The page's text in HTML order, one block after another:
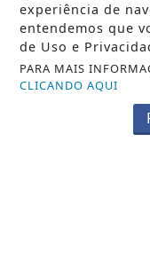
Ministério
Valencia
experiência de
entendemos que
de Uso e
PARA MAIS
CLICANDO AQUI